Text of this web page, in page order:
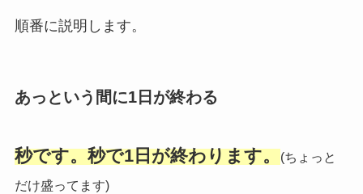
順番に説明します。
あっという間に1日が終わる
秒です。秒で1日が終わります。(ちょっと
だけ盛ってます)